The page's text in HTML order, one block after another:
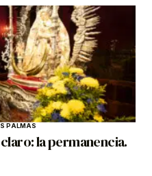
PALMAS
la permanencia.